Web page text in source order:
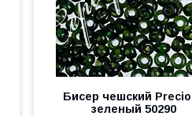
Бисер чешский
зеленый 50290